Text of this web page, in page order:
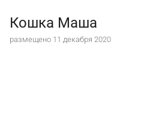
Кошка Маша
размещено 11 декабря 2020